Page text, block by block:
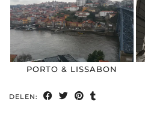
PORTO & LISSABON
DELEN: